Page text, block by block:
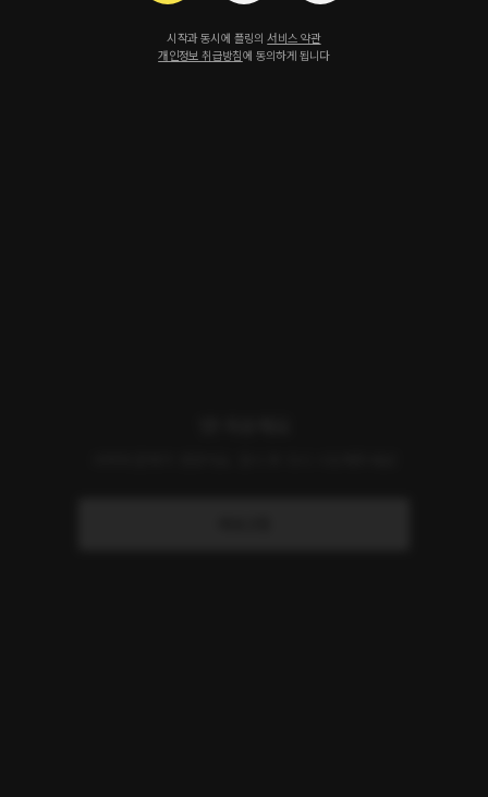
시작과 동시에 플링의 서비스 약관
개인정보 취급방침에 동의하게 됩니다